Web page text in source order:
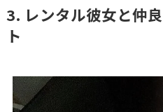
3. レンタル彼女と仲
ト